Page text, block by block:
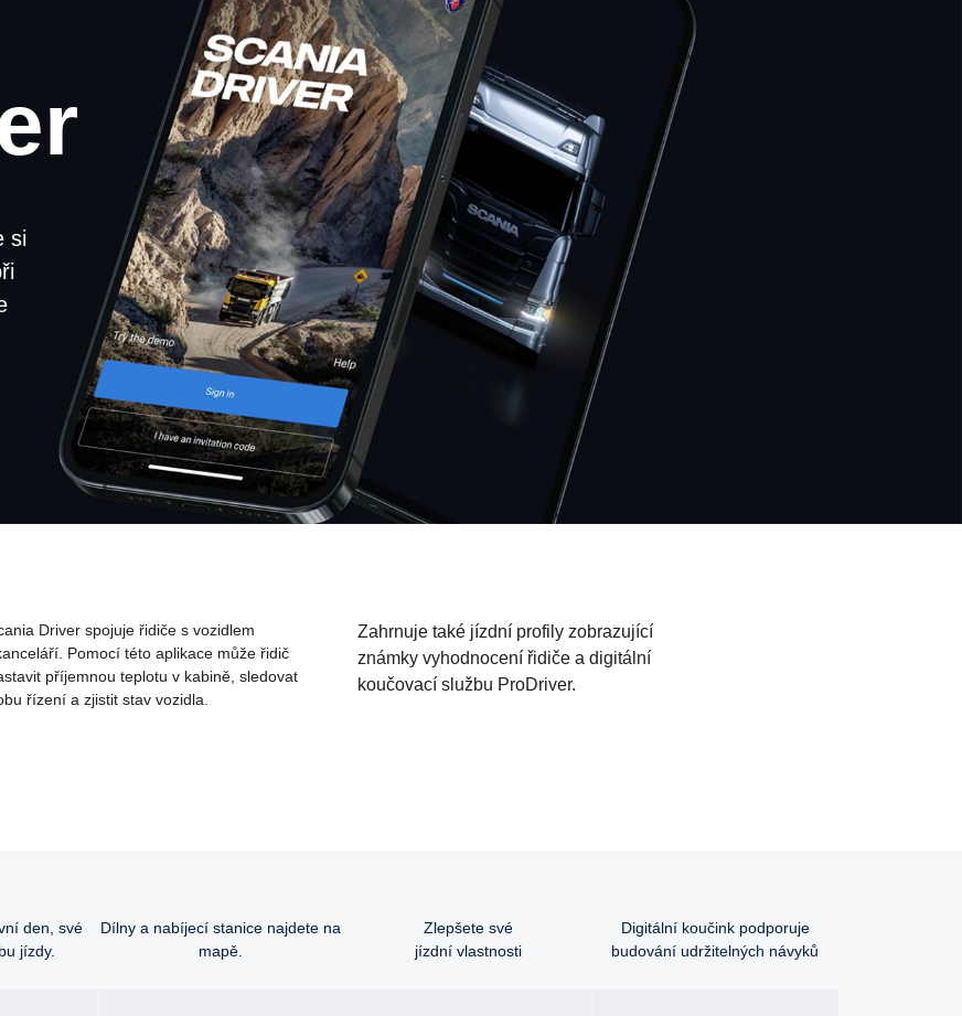
si
Driver spojuje řidiče s vozidlem
Pomocí této aplikace může řidič
příjemnou teplotu v kabině, sledovat
řízení a zjistit stav vozidla.
Zahrnuje také jízdní profily zobrazující
známky vyhodnocení řidiče a digitální
koučovací službu ProDriver.
den, své
jízdy.
Dílny a nabíjecí stanice najdete na
mapě.
Zlepšete své
jízdní vlastnosti
Digitální koučink podporuje
budování udržitelných návyků